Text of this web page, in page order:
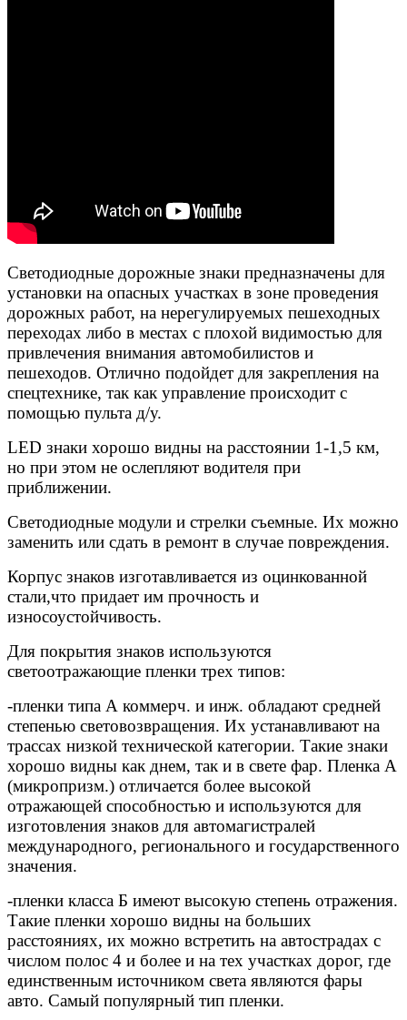
Светодиодные дорожные знаки предназначены для
установки на опасных участках в зоне проведения
дорожных работ, на нерегулируемых пешеходных
переходах либо в местах с плохой видимостью для
привлечения внимания автомобилистов и
пешеходов. Отлично подойдет для закрепления на
спецтехнике, так как управление происходит с
помощью пульта д/у.
LED знаки хорошо видны на расстоянии 1-1,5 км,
но при этом не ослепляют водителя при
приближении.
Светодиодные модули и стрелки съемные. Их можно
заменить или сдать в ремонт в случае повреждения.
Корпус знаков изготавливается из оцинкованной
стали,что придает им прочность и
износоустойчивость.
Для покрытия знаков используются
светоотражающие пленки трех типов:
-пленки типа А коммерч. и инж. обладают средней
степенью световозвращения. Их устанавливают на
трассах низкой технической категории. Такие знаки
хорошо видны как днем, так и в свете фар. Пленка А
(микропризм.) отличается более высокой
отражающей способностью и используются для
изготовления знаков для автомагистралей
международного, регионального и государственного
значения.
-пленки класса Б имеют высокую степень отражения.
Такие пленки хорошо видны на больших
расстояниях, их можно встретить на автострадах с
числом полос 4 и более и на тех участках дорог, где
единственным источником света являются фары
авто. Самый популярный тип пленки.